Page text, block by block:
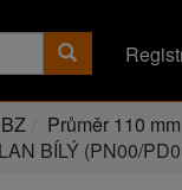
Průměr 110 mm
BÍLÝ (PN00/